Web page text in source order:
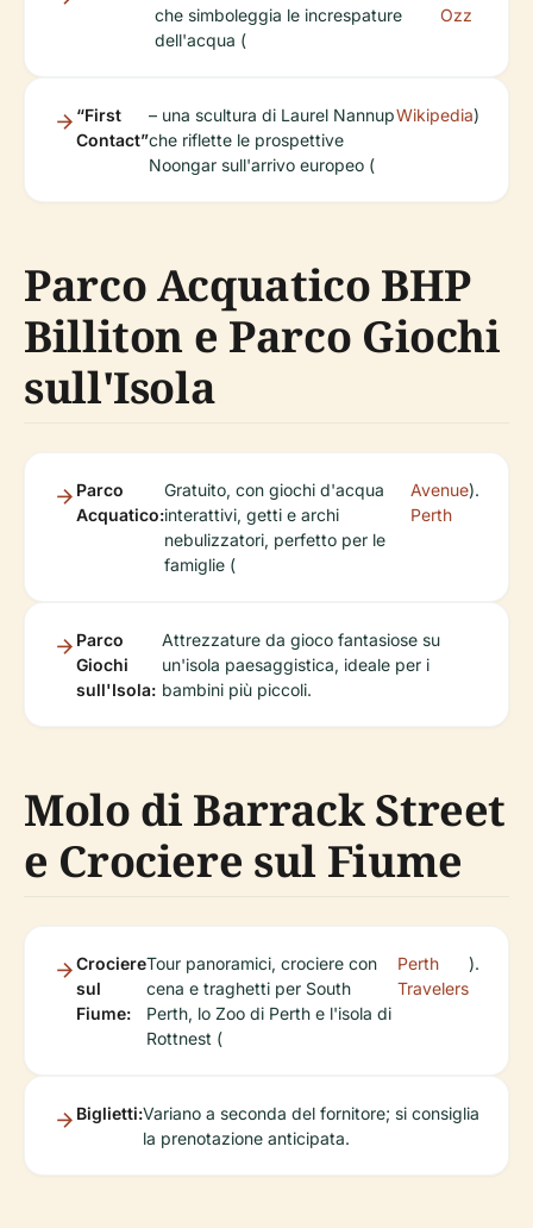
che simboleggia le increspature
dell'acqua (
Ozz
“First
Contact”
– una scultura di Laurel Nannup
che riflette le prospettive
Noongar sull'arrivo europeo (
Wikipedia)
Parco Acquatico BHP
Billiton e Parco Giochi
sull'Isola
Parco
Acquatico:
Gratuito, con giochi d'acqua
interattivi, getti e archi
nebulizzatori, perfetto per le
famiglie (
Avenue
Perth
).
Parco
Giochi
sull'Isola:
Attrezzature da gioco fantasiose su
un'isola paesaggistica, ideale per i
bambini più piccoli.
Molo di Barrack Street
e Crociere sul Fiume
Crociere
sul
Fiume:
Tour panoramici, crociere con
cena e traghetti per South
Perth, lo Zoo di Perth e l'isola di
Rottnest (
Perth
Travelers
).
Biglietti:Variano a seconda del fornitore; si consiglia
la prenotazione anticipata.